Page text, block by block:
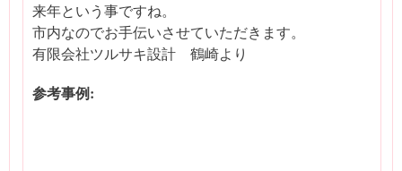
来年という事ですね。
市内なのでお手伝いさせていただきます。
有限会社ツルサキ設計 鶴崎より
参考事例: